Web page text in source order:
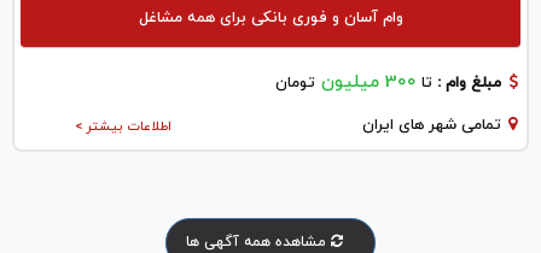
وام آسان و فوری بانکی برای همه مشاغل
مبلغ وام : تا 300 میلیون تومان
اطلاعات بیشتر > تمامی شهر های ایران
مشاهده همه آگهی ها